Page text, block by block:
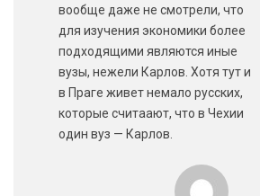
вообще даже не смотрели, что
для изучения экономики более
подходящими являются иные
вузы, нежели Карлов. Хотя тут и
в Праге живет немало русских,
которые считаают, что в Чехии
один вуз — Карлов.